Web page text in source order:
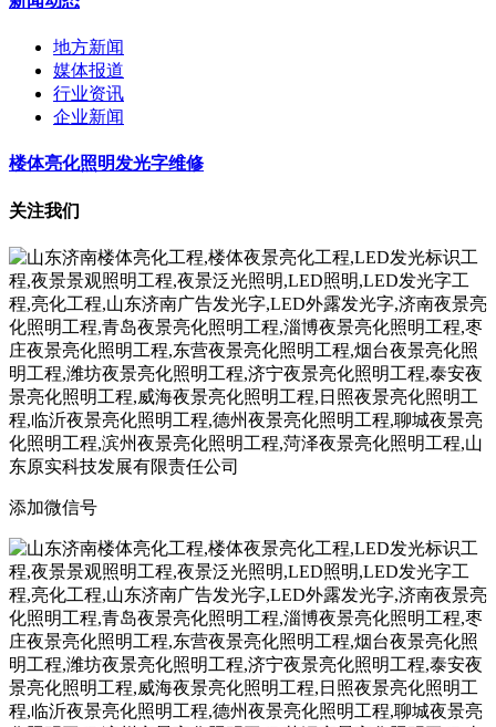
地方新闻
媒体报道
行业资讯
企业新闻
楼体亮化照明发光字维修
关注我们
添加微信号